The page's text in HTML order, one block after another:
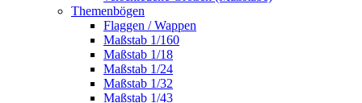
Themenbögen
Flaggen / Wappen
Maßstab 1/160
Maßstab 1/18
Maßstab 1/24
Maßstab 1/32
Maßstab 1/43